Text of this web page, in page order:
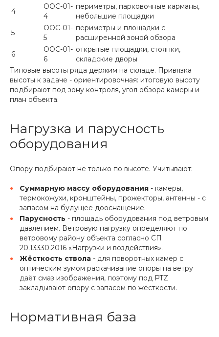
4
ООС-01-
4
периметры, парковочные карманы,
небольшие площадки
5
ООС-01-
5
периметры и площадки с
расширенной зоной обзора
6
ООС-01-
6
открытые площадки, стоянки,
складские дворы
Типовые высоты ряда держим на складе. Привязка
высоты к задаче - ориентировочная: итоговую высоту
подбирают под зону контроля, угол обзора камеры и
план объекта.
Нагрузка и парусность
оборудования
Опору подбирают не только по высоте. Учитывают:
Суммарную массу оборудования - камеры,
термокожухи, кронштейны, прожекторы, антенны - с
запасом на будущее дооснащение.
Парусность - площадь оборудования под ветровым
давлением. Ветровую нагрузку определяют по
ветровому району объекта согласно СП
20.13330.2016 «Нагрузки и воздействия».
Жёсткость ствола - для поворотных камер с
оптическим зумом раскачивание опоры на ветру
даёт смаз изображения, поэтому под PTZ
закладывают опору с запасом по жёсткости.
Нормативная база